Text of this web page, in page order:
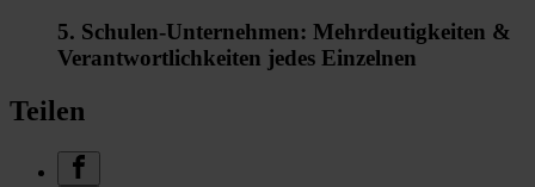
5. Schulen-Unternehmen: Mehrdeutigkeiten &
Verantwortlichkeiten jedes Einzelnen
Teilen